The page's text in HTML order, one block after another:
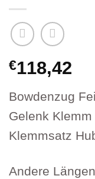
€118,42
Bowdenzug
Gelenk
Klemmsatz
Andere